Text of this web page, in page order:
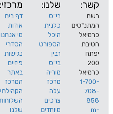
שלנו:
בי"ס
כלנית
היכל
הספורט
רבין
בי"ס
מוריה
מרכז
עלה
צרכים
מיוחדים
מרכזי:
דף בית
אודות
מי אנחנו
הסדרי
נגישות
פיזיים
באתר
המרכז
הקהילתי
השלוחות
שלנו
הצהרת
נגישות
מדיניות
פרטיות
ניוזלטר
החודש